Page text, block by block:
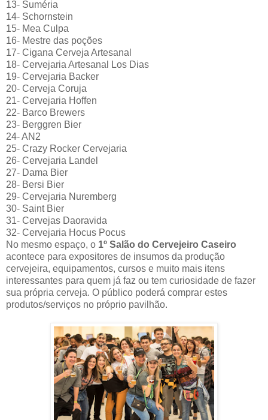
13- Suméria
14- Schornstein
15- Mea Culpa
16- Mestre das poções
17- Cigana Cerveja Artesanal
18- Cervejaria Artesanal Los Dias
19- Cervejaria Backer
20- Cerveja Coruja
21- Cervejaria Hoffen
22- Barco Brewers
23- Berggren Bier
24- AN2
25- Crazy Rocker Cervejaria
26- Cervejaria Landel
27- Dama Bier
28- Bersi Bier
29- Cervejaria Nuremberg
30- Saint Bier
31- Cervejas Daoravida
32- Cervejaria Hocus Pocus
No mesmo espaço, o 1º Salão do Cervejeiro Caseiro
acontece para expositores de insumos da produção
cervejeira, equipamentos, cursos e muito mais itens
interessantes para quem já faz ou tem curiosidade de fazer
sua própria cerveja. O público poderá comprar estes
produtos/serviços no próprio pavilhão.